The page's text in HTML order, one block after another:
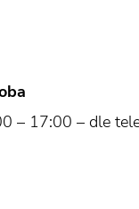
– 17:00 – dle